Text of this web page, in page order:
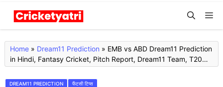
Skip
content
Home » Dream11 Prediction » EMB vs ABD Dream11 Prediction
in Hindi, Fantasy Cricket, Pitch Report, Dream11 Team, T20
Match, Emirates D20 Tournament
DREAM11 PREDICTION फैंटसी टिप्स